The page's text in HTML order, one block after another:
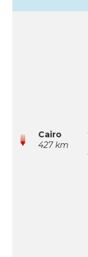
Cairo
427 km